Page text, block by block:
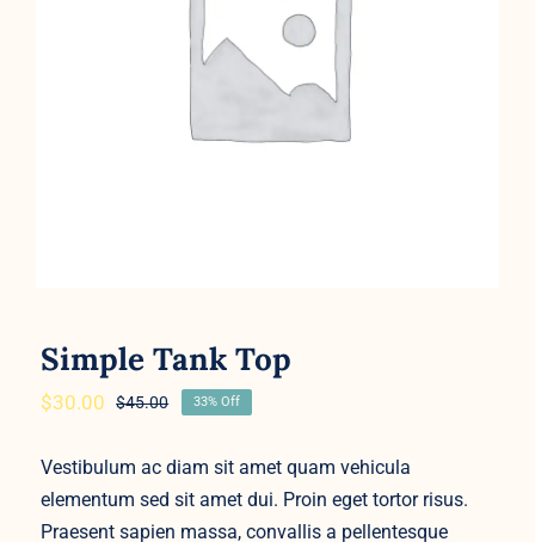
Simple Tank Top
5.00
Simple Tank Top
$45.00Original
was:
$30.00
Current
is:
33% Off
Vestibulum ac diam sit amet quam vehicula
elementum sed sit amet dui. Proin eget tortor risus.
Praesent sapien massa, convallis a pellentesque